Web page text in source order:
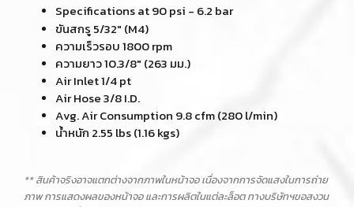
Specifications at 90 psi - 6.2 bar
ขันสกรู 5/32" (M4)
ความเร็วรอบ 1800 rpm
ความยาว 10.3/8" (263 มม.)
Air Inlet 1/4 pt
Air Hose 3/8 I.D.
Avg. Air Consumption 9.8 cfm (280 l/min)
น้ำหนัก 2.55 lbs (1.16 kgs)
** สินค้าจริงอาจแตกต่างจากภาพในหน้าจอ เนื่องจากการจัดแสงในการถ่าย
ภาพ การแสดงผลของหน้าจอ และการผลิตในแต่ละล็อต ทางบริษัทฯขอสงวน